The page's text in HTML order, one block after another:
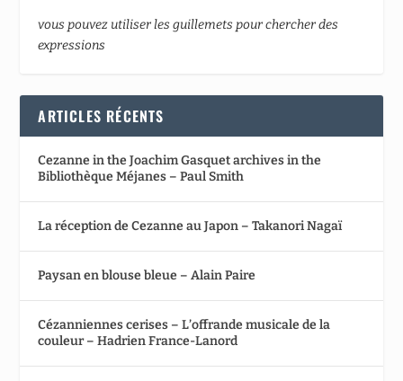
vous pouvez utiliser les guillemets pour chercher des
expressions
ARTICLES RÉCENTS
Cezanne in the Joachim Gasquet archives in the
Bibliothèque Méjanes – Paul Smith
La réception de Cezanne au Japon – Takanori Nagaï
Paysan en blouse bleue – Alain Paire
Cézanniennes cerises – L’offrande musicale de la
couleur – Hadrien France-Lanord